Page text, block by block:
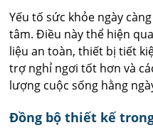
Yếu tố sức khỏe ngày
tâm. Điều này thể hiện
liệu an toàn, thiết bị tiết
trợ nghỉ ngơi tốt hơn và
lượng cuộc sống hằng
Đồng bộ thiết kế